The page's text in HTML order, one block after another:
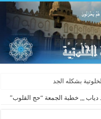
بشكله الجديد 2015
دياب ,,, خطبة الجمعة “حج القلوب”